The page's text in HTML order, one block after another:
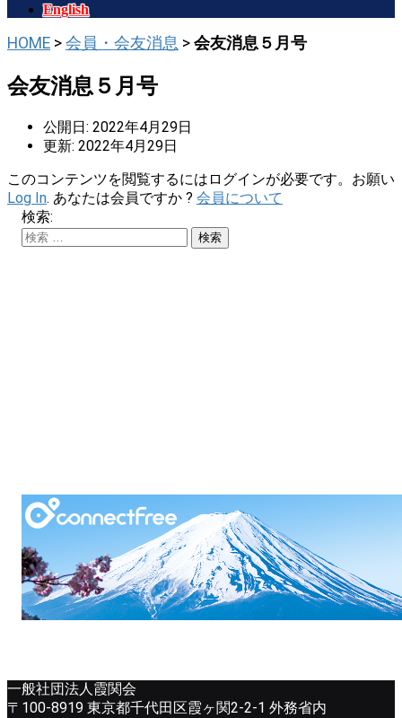
English
HOME > 会員・会友消息 > 会友消息５月号
会友消息５月号
公開日: 2022年4月29日
更新: 2022年4月29日
このコンテンツを閲覧するにはログインが必要です。お願い
Log In. あなたは会員ですか ? 会員について
検索:
一般社団法人霞関会
〒100-8919 東京都千代田区霞ヶ関2-2-1 外務省内